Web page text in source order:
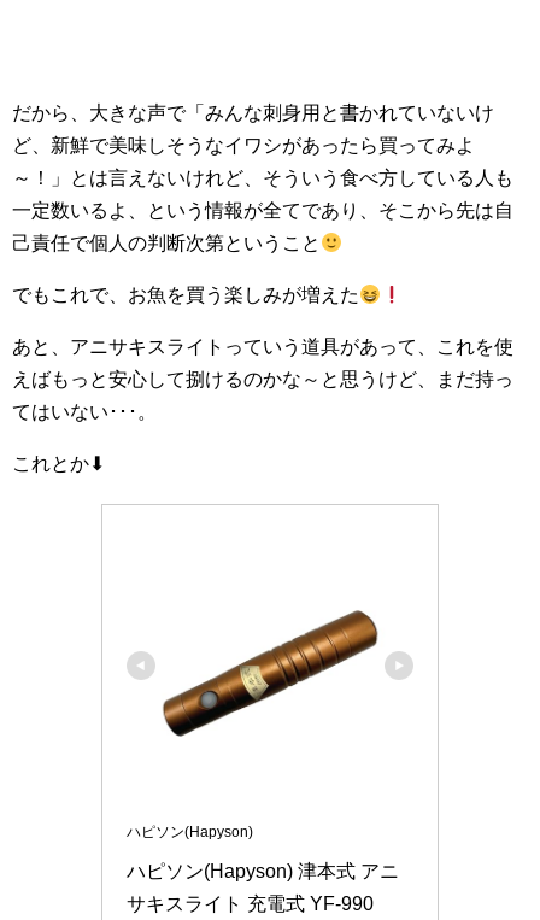
だから、大きな声で「みんな刺身用と書かれていないけ
ど、新鮮で美味しそうなイワシがあったら買ってみよ
～！」とは言えないけれど、そういう食べ方している人も
一定数いるよ、という情報が全てであり、そこから先は自
己責任で個人の判断次第ということ
でもこれで、お魚を買う楽しみが増えた
あと、アニサキスライトっていう道具があって、これを使
えばもっと安心して捌けるのかな～と思うけど、まだ持っ
てはいない･･･。
これとか⬇
ハピソン(Hapyson)
ハピソン(Hapyson) 津本式 アニ
サキスライト 充電式 YF-990